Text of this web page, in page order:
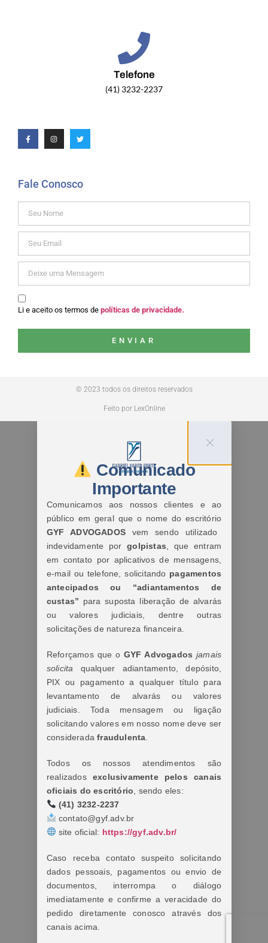
Telefone
(41) 3232-2237
Fale Conosco
Li e aceito os termos de políticas de privacidade.
ENVIAR
© 2023 todos os direitos reservados
Feito por LexOnline
Comunicado
Importante
Comunicamos aos nossos clientes e ao
público em geral que o nome do escritório
GYF ADVOGADOS vem sendo utilizado
indevidamente por golpistas , que entram
em contato por aplicativos de mensagens,
e-mail ou telefone, solicitando pagamentos
antecipados ou “adiantamentos de
custas” para suposta liberação de alvarás
ou valores judiciais, dentre outras
solicitações de natureza financeira.
Reforçamos que o GYF Advogadosjamais
solicita qualquer adiantamento, depósito,
PIX ou pagamento a qualquer título para
levantamento de alvarás ou valores
judiciais. Toda mensagem ou ligação
solicitando valores em nosso nome deve ser
consideradafraudulenta
Todos os nossos atendimentos são
realizados exclusivamente pelos canais
oficiais do escritório , sendo eles:
(41) 3232-2237
contato@gyf.adv.br
site oficial: https://gyf.adv.br/
Caso receba contato suspeito solicitando
dados pessoais, pagamentos ou envio de
documentos, interrompa o diálogo
imediatamente e confirme a veracidade do
pedido diretamente conosco através dos
canais acima.